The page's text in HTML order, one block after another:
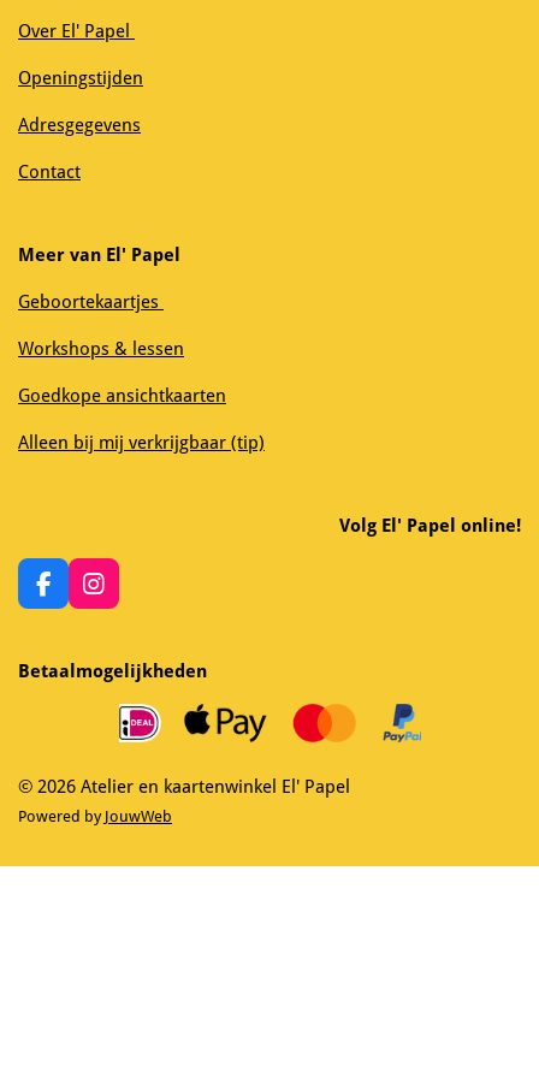
Over El' Papel
Openingstijden
Adresgegevens
Contact
Meer van El' Papel
Geboortekaartjes
Workshops & lessen
Goedkope ansichtkaarten
Alleen bij mij verkrijgbaar (tip)
Volg El' Papel online!
F
a
e
b
I
n
a
m
Betaalmogelijkheden
© 2026 Atelier en kaartenwinkel El' Papel
Powered by JouwWeb